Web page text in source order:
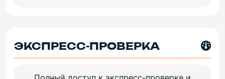
ЭКСПРЕСС-ПРОВЕРКА